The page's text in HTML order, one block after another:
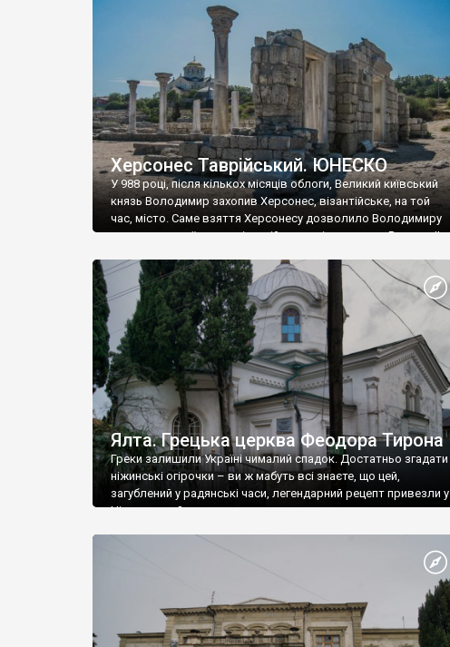
візантійської доби. Раритети викрадені з фондів об’єкту
культурної спадщини ЮНЕСКО «Херсонеса Таврійського».
Офіційно – на виставку «Золото Візантії», але експерти та
влада в Україні вважають це лише […]
Херсонес Таврійський. ЮНЕСКО
У 988 році, після кількох місяців облоги, Великий київський
князь Володимир захопив Херсонес, візантійське, на той
час, місто. Саме взяття Херсонесу дозволило Володимиру
диктувати свої умови візантійському імператору Василю ІІ,
Херсонесі Володимир-язичник, став Василем-
християнином. А потім було Хрещення Русі. На честь
Херсонесу Таврійського названо місто […]
Ялта. Грецька церква Феодора Тирона
Греки залишили Україні чималий спадок. Достатньо згадати
ніжинські огірочки – ви ж мабуть всі знаєте, що цей,
загублений у радянські часи, легендарний рецепт привезли у
Ніжин греки?